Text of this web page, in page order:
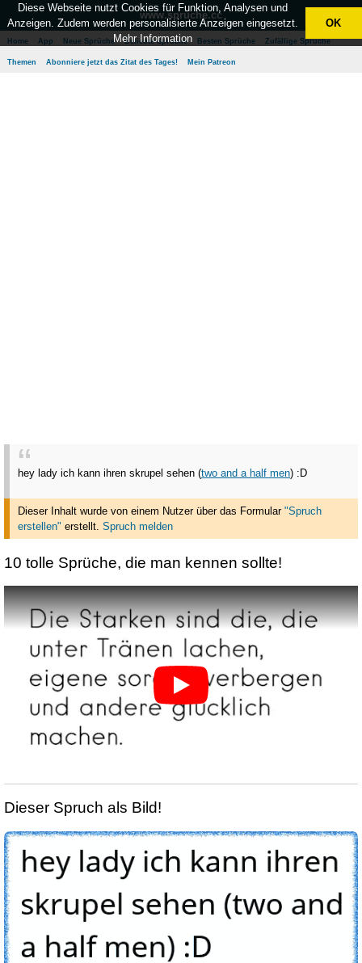
www.sprüche.cc
Home App Neue Sprüche Beliebte Sprüche Besten Sprüche Zufällige Sprüche
Themen Abonniere jetzt das Zitat des Tages! Mein Patreon
hey lady ich kann ihren skrupel sehen (two and a half men) :D
Dieser Inhalt wurde von einem Nutzer über das Formular "Spruch
erstellen" erstellt. Spruch melden
10 tolle Sprüche, die man kennen sollte!
Dieser Spruch als Bild!
Diese Webseite nutzt Cookies für Funktion, Analysen und
Anzeigen. Zudem werden personalisierte Anzeigen eingesetzt.
Mehr Information
OK